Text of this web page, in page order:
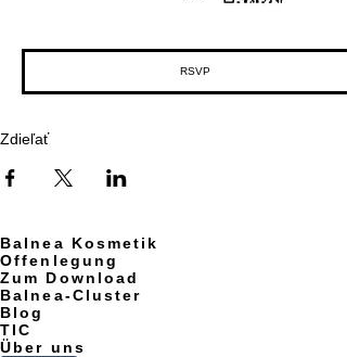
RSVP
Zdieľať
Balnea Kosmetik
Offenlegung
Zum Download
Balnea-Cluster
Blog
TIC
Über uns